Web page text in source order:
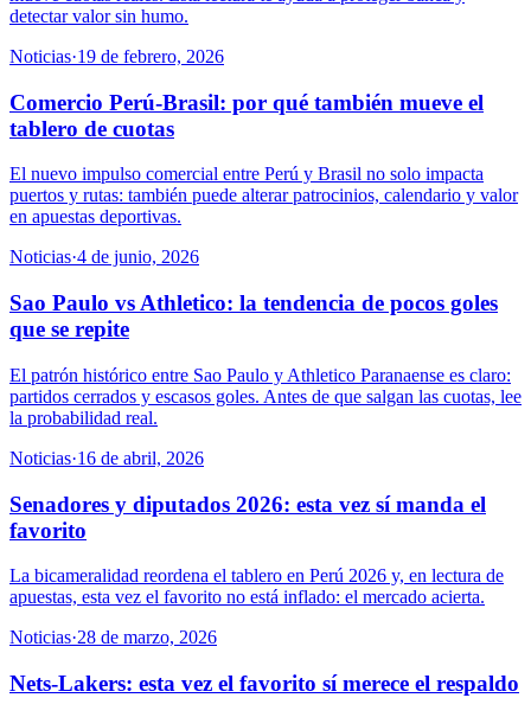
detectar valor sin humo.
Noticias·19 de febrero, 2026
Comercio Perú-Brasil: por qué también mueve el
tablero de cuotas
El nuevo impulso comercial entre Perú y Brasil no solo impacta
puertos y rutas: también puede alterar patrocinios, calendario y valor
en apuestas deportivas.
Noticias·4 de junio, 2026
Sao Paulo vs Athletico: la tendencia de pocos goles
que se repite
El patrón histórico entre Sao Paulo y Athletico Paranaense es claro:
partidos cerrados y escasos goles. Antes de que salgan las cuotas, lee
la probabilidad real.
Noticias·16 de abril, 2026
Senadores y diputados 2026: esta vez sí manda el
favorito
La bicameralidad reordena el tablero en Perú 2026 y, en lectura de
apuestas, esta vez el favorito no está inflado: el mercado acierta.
Noticias·28 de marzo, 2026
Nets-Lakers: esta vez el favorito sí merece el respaldo